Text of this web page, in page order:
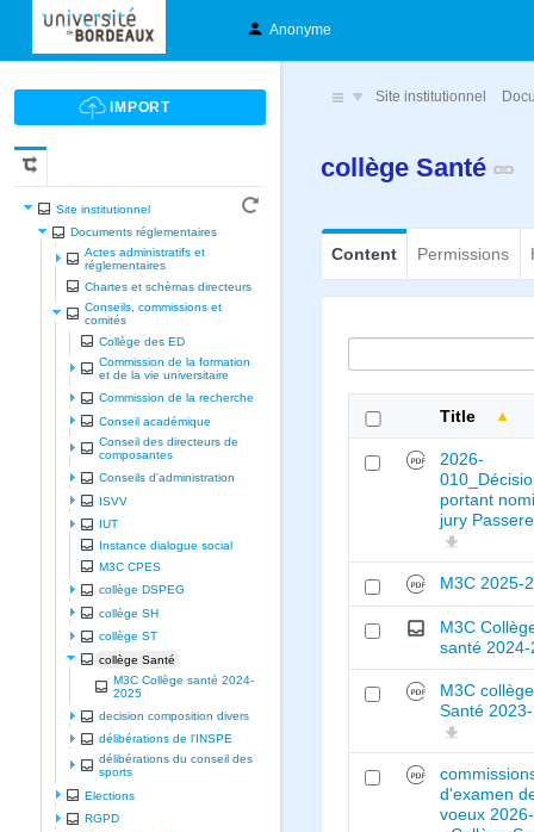
Anonyme
Site institutionnel
Documents réglementaires
Actes administratifs et
réglementaires
Chartes et schèmas directeurs
Conseils, commissions et
comités
Collège des ED
Commission de la formation
et de la vie universitaire
Commission de la recherche
Conseil académique
Conseil des directeurs de
composantes
Conseils d'administration
ISVV
IUT
Instance dialogue social
M3C CPES
collège DSPEG
collège SH
collège ST
collège Santé
M3C Collège santé 2024-
2025
decision composition divers
délibérations de l'INSPE
délibérations du conseil des
sports
Elections
RGPD
Site institutionnel
collège Santé
Content Permissions
Title
2026-
portant
jury
M3C 2025-
M3C
santé
M3C collège
Santé
d'examen
voeux